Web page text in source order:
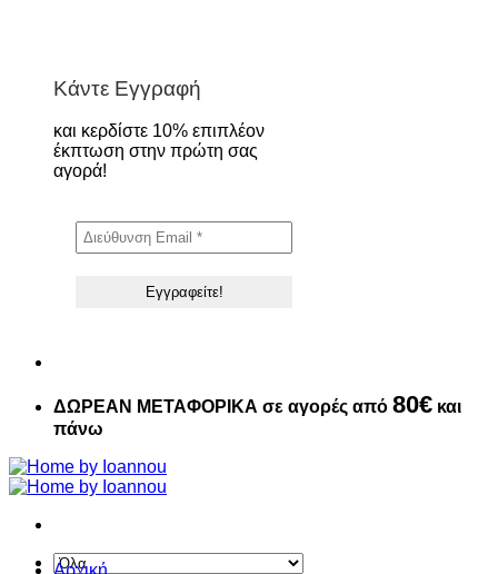
Κάντε Εγγραφή
και κερδίστε 10% επιπλέον
έκπτωση στην πρώτη σας
αγορά!
ΔΩΡΕΑΝ ΜΕΤΑΦΟΡΙΚΑ σε αγορές από 80€ και
πάνω